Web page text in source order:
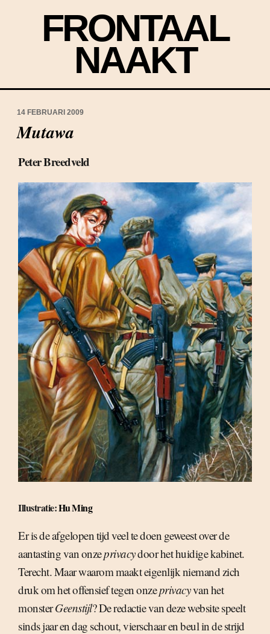
FRONTAAL
NAAKT
14 FEBRUARI 2009
Mutawa
Peter Breedveld
Illustratie:Hu Ming
Er is de afgelopen tijd veel te doen geweest over de
aantasting van onzeprivacydoor het huidige kabinet.
Terecht. Maar waarom maakt eigenlijk niemand zich
druk om het offensief tegen onzeprivacyvan het
monsterGeenstijl? De redactie van deze website speelt
sinds jaar en dag schout, vierschaar en beul in de strijd